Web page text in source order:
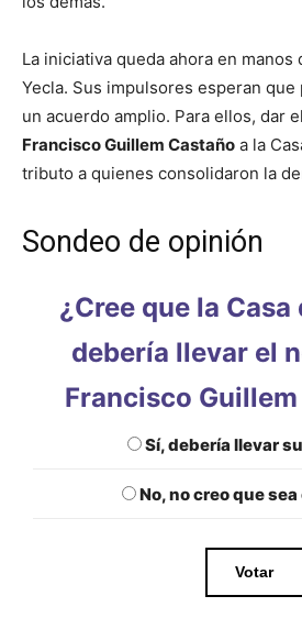
La iniciativa queda ahora en manos
Yecla. Sus impulsores esperan
un acuerdo amplio. Para ellos, dar
Francisco Guillem Castaño a la
tributo a quienes consolidaron la
Sondeo de opinión
¿Cree que la
debería llevar el
Francisco
Sí, debería llevar
No, no creo que